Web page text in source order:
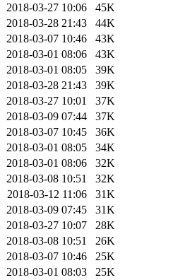
2018-03-27 10:06
45K
2018-03-28 21:43
44K
2018-03-07 10:46
43K
2018-03-01 08:06
43K
2018-03-01 08:05
39K
2018-03-28 21:43
39K
2018-03-27 10:01
37K
2018-03-09 07:44
37K
2018-03-07 10:45
36K
2018-03-01 08:05
34K
2018-03-01 08:06
32K
2018-03-08 10:51
32K
2018-03-12 11:06
31K
2018-03-09 07:45
31K
2018-03-27 10:07
28K
2018-03-08 10:51
26K
2018-03-07 10:46
25K
2018-03-01 08:03
25K